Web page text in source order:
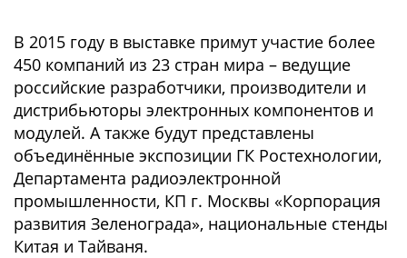
В 2015 году в выставке примут участие более
450 компаний из 23 стран мира – ведущие
российские разработчики, производители и
дистрибьюторы электронных компонентов и
модулей. А также будут представлены
объединённые экспозиции ГК Ростехнологии,
Департамента радиоэлектронной
промышленности, КП г. Москвы «Корпорация
развития Зеленограда», национальные стенды
Китая и Тайваня.